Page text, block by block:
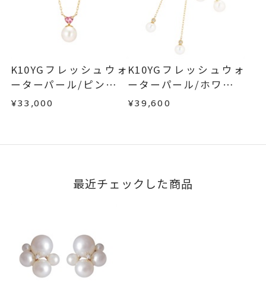
K10YGフレッシュウォ
ーターパール/ピンクト
ルマリンネックレス
¥33,000
K10YGフレッシュウォ
ーターパール/ホワイト
トパーズピアス
¥39,600
最近チェックした商品